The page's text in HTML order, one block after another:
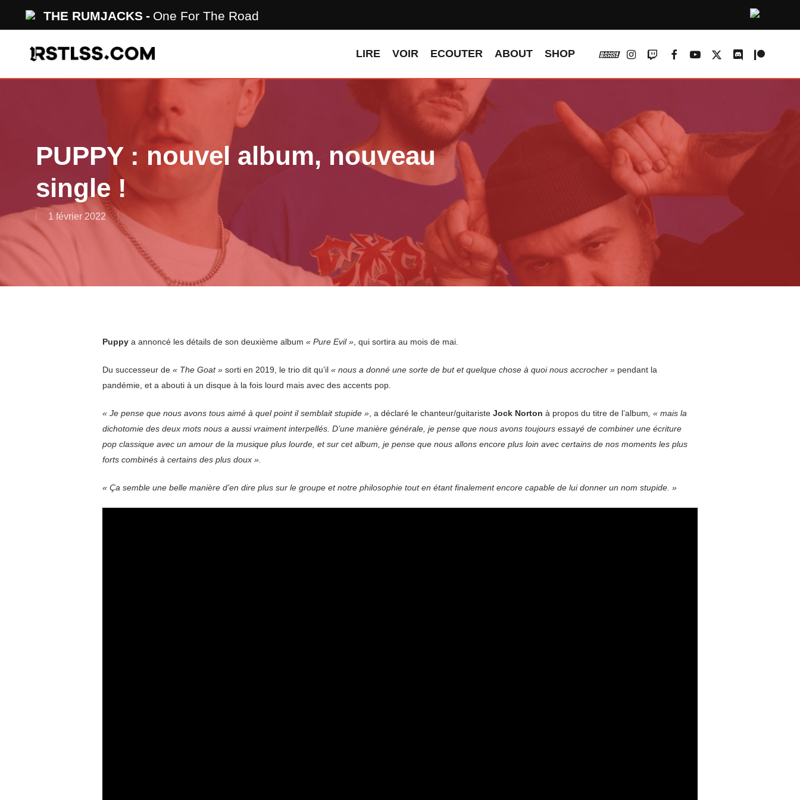
THE RUMJACKS One For The Road
LIRE VOIR ECOUTER ABOUT SHOP vk instagram
twitchfacebookyoutube
x-
discordpatreon
PUPPY : nouvel album, nouveau
single !
1 février 2022
Puppy a annoncé les détails de son deuxième album « Pure Evil » , qui sortira au mois de mai.
Du successeur de « The Goat » sorti en 2019, le trio dit qu’il « nous a donné une sorte de but et quelque chose à quoi nous accrocher » pendant la
pandémie, et a abouti à un disque à la fois lourd mais avec des accents pop.
« Je pense que nous avons tous aimé à quel point il semblait stupide » , a déclaré le chanteur/guitariste Jock Norton à propos du titre de l’album , « mais la
dichotomie des deux mots nous a aussi vraiment interpellés. D’une manière générale, je pense que nous avons toujours essayé de combiner une écriture
pop classique avec un amour de la musique plus lourde, et sur cet album, je pense que nous allons encore plus loin avec certains de nos moments les plus
forts combinés à certains des plus doux ».
« Ça semble une belle manière d’en dire plus sur le groupe et notre philosophie tout en étant finalement encore capable de lui donner un nom stupide. »